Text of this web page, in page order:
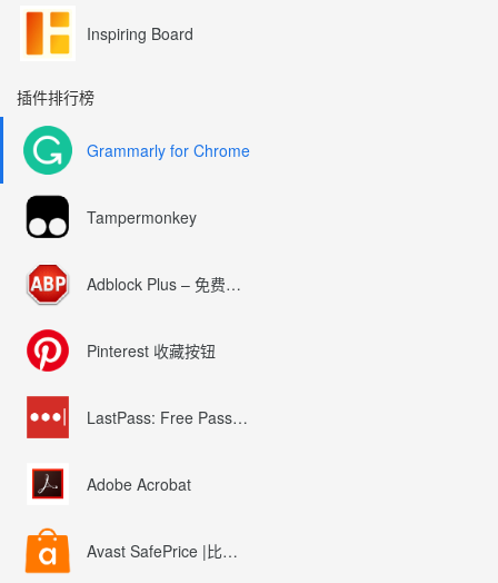
Inspiring Board
插件排行榜
Grammarly for Chrome
Tampermonkey
Adblock Plus – 免费的广告拦截器
Pinterest 收藏按钮
LastPass: Free Password Manager
Adobe Acrobat
Avast SafePrice |比较、交易、优惠券